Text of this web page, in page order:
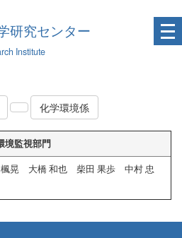
研究センター
Institute
化学環境係
境監視部門
晃 大橋 和也 柴田 果歩 中村 忠